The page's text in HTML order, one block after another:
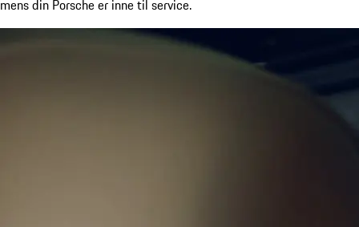
mens din Porsche er inne til service.